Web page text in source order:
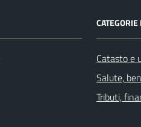
Catasto e
Salute,
Tributi,